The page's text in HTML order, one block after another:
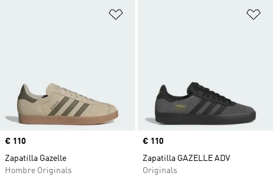
Precio
€ 110
Zapatilla Gazelle
Hombre Originals
Precio
€ 110
Zapatilla GAZELLE ADV
Originals